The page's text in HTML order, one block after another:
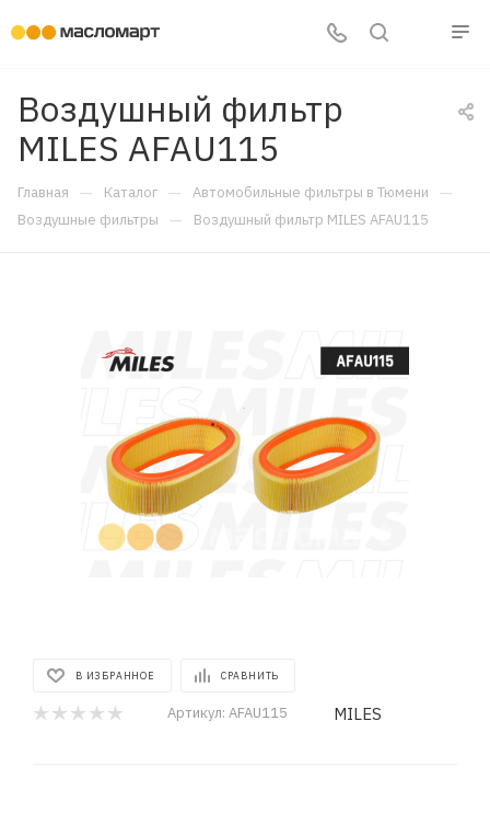
Воздушный фильтр
MILES AFAU115
Главная — Каталог — Автомобильные фильтры в Тюмени —
Воздушные фильтры — Воздушный фильтр MILES AFAU115
В ИЗБРАННОЕ СРАВНИТЬ
Артикул: AFAU115 MILES